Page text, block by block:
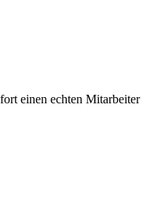
einen echten Mitarbeiter